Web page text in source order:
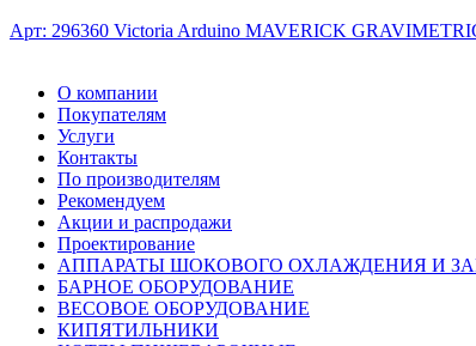
Арт: 296360 Victoria Arduino MAVERICK
О компании
Покупателям
Услуги
Контакты
По производителям
Рекомендуем
Акции и распродажи
Проектирование
АППАРАТЫ ШОКОВОГО ОХЛАЖДЕНИЯ И
БАРНОЕ ОБОРУДОВАНИЕ
ВЕСОВОЕ ОБОРУДОВАНИЕ
КИПЯТИЛЬНИКИ